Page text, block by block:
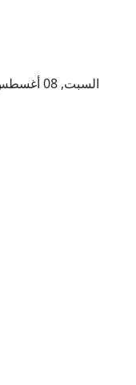
السبت, 08 أغسطس 2026 – 25 صفر 1448 هـ